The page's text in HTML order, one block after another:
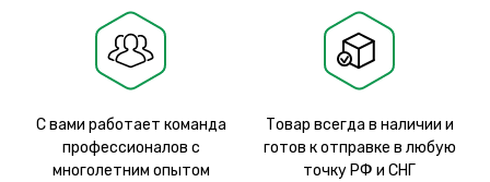
С вами работает команда
профессионалов с
многолетним опытом
Товар всегда в наличии и
готов к отправке в любую
точку РФ и СНГ